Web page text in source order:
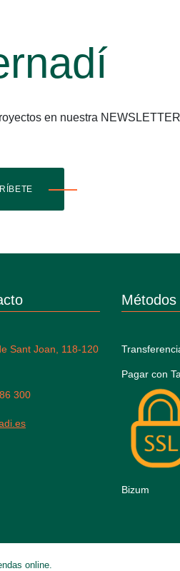
en nuestra NEWSLETTER
Sant Joan, 118-120
300
Pagar con
Bizum
online.